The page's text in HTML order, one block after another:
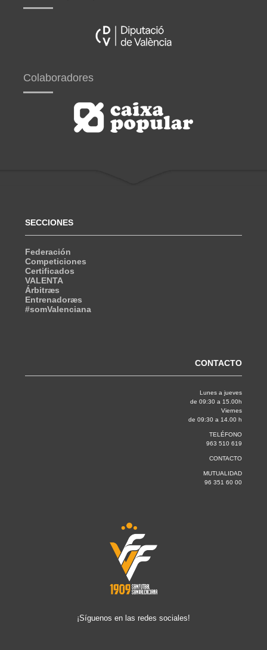
Colaboradores
SECCIONES
Federación
Competiciones
Certificados
VALENTA
Árbitræs
Entrenadoræs
#somValenciana
CONTACTO
Lunes a jueves
de 09:30 a 15.00h
Viernes
de 09:30 a 14.00 h
TELÉFONO
963 510 619
CONTACTO
MUTUALIDAD
96 351 60 00
¡Síguenos en las redes sociales!